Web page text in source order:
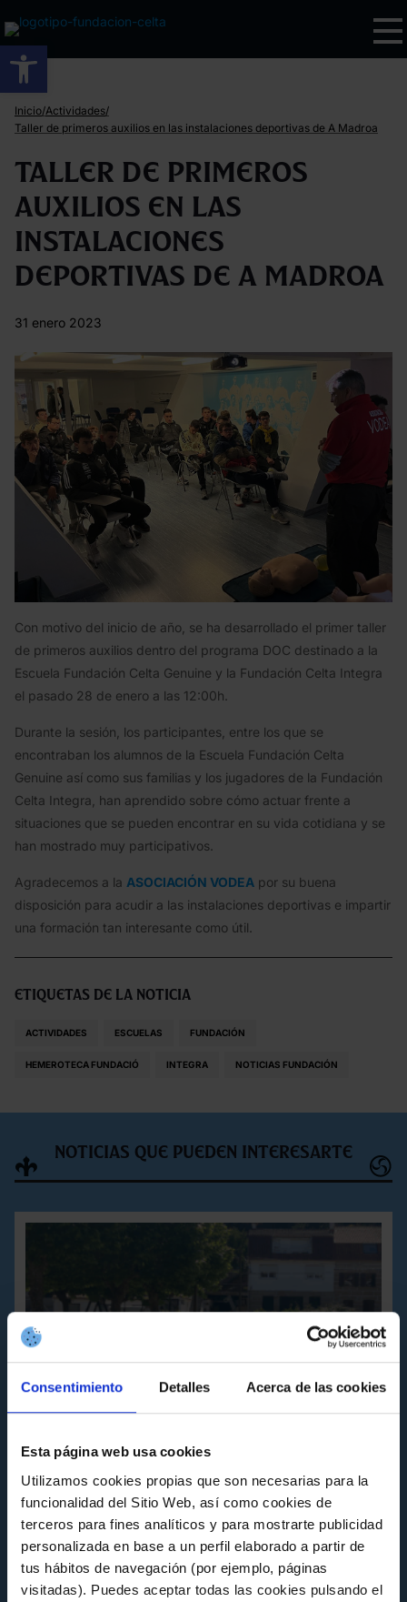
Abrir barra de herramientas
Consentimiento Detalles Acerca de las cookies
Esta página web usa cookies
Utilizamos cookies propias que son necesarias para la
funcionalidad del Sitio Web, así como cookies de
terceros para fines analíticos y para mostrarte publicidad
personalizada en base a un perfil elaborado a partir de
tus hábitos de navegación (por ejemplo, páginas
visitadas). Puedes aceptar todas las cookies pulsando el
Inicio/Actividades/
Taller de primeros auxilios en las instalaciones deportivas de A Madroa
Taller de primeros
auxilios en las
instalaciones
deportivas de A Madroa
31 enero 2023
Con motivo del inicio de año, se ha desarrollado el primer taller
de primeros auxilios dentro del programa DOC destinado a la
Escuela Fundación Celta Genuine y la Fundación Celta Integra
el pasado 28 de enero a las 12:00h.
Durante la sesión, los participantes, entre los que se
encontraban los alumnos de la Escuela Fundación Celta
Genuine así como sus familias y los jugadores de la Fundación
Celta Integra, han aprendido sobre cómo actuar frente a
situaciones que se pueden encontrar en su vida cotidiana y se
han mostrado muy participativos.
Agradecemos a la ASOCIACIÓN VODEA por su buena
disposición para acudir a las instalaciones deportivas e impartir
una formación tan interesante como útil.
Etiquetas de la noticia
ACTIVIDADES ESCUELAS FUNDACIÓN
HEMEROTECA FUNDACIÓ INTEGRA NOTICIAS FUNDACIÓN
Noticias que pueden interesarte
ACTIVIDADES
Educación ambiental y deporte se dan la
mano en una nueva iniciativa de la
Fundación Celta